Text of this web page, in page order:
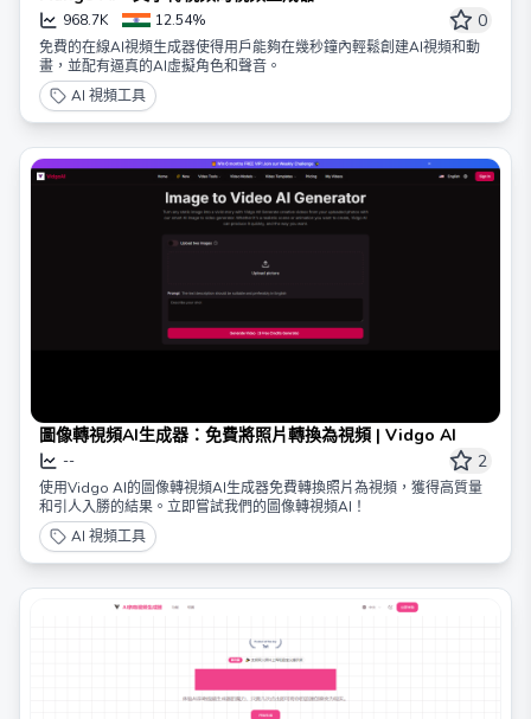
968.7K 12.54% 0
免費的在線AI視頻生成器使得用戶能夠在幾秒鐘內輕鬆創建AI視頻和動
畫，並配有逼真的AI虛擬角色和聲音。
AI 視頻工具
圖像轉視頻AI生成器：免費將照片轉換為視頻 | Vidgo AI
-- 2
使用Vidgo AI的圖像轉視頻AI生成器免費轉換照片為視頻，獲得高質量
和引人入勝的結果。立即嘗試我們的圖像轉視頻AI！
AI 視頻工具